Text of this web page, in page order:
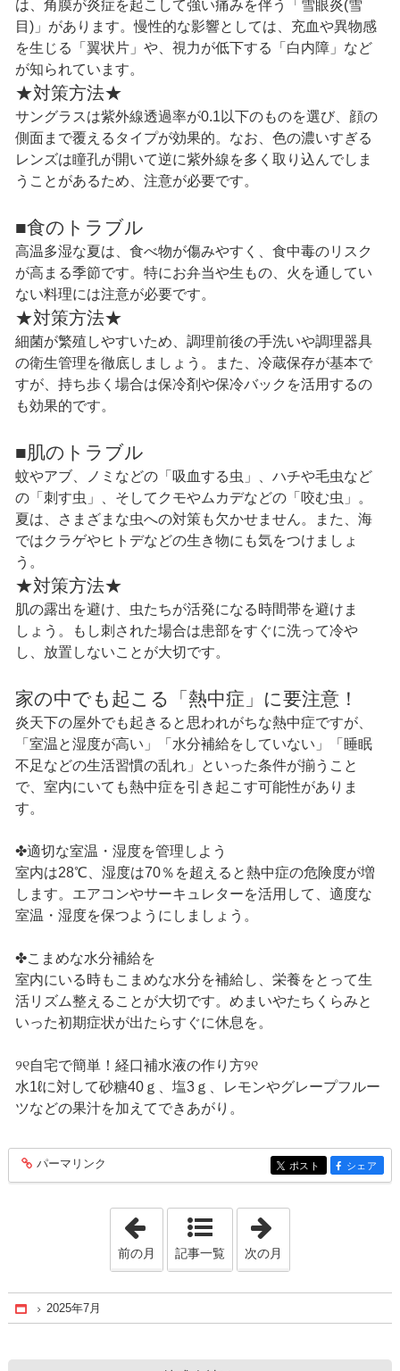
は、角膜が炎症を起こして強い痛みを伴う「雪眼炎(雪
目)」があります。慢性的な影響としては、充血や異物感
を生じる「翼状片」や、視力が低下する「白内障」など
が知られています。
★対策方法★
サングラスは紫外線透過率が0.1以下のものを選び、顔の
側面まで覆えるタイプが効果的。なお、色の濃いすぎる
レンズは瞳孔が開いて逆に紫外線を多く取り込んでしま
うことがあるため、注意が必要です。
■食のトラブル
高温多湿な夏は、食べ物が傷みやすく、食中毒のリスク
が高まる季節です。特にお弁当や生もの、火を通してい
ない料理には注意が必要です。
★対策方法★
細菌が繁殖しやすいため、調理前後の手洗いや調理器具
の衛生管理を徹底しましょう。また、冷蔵保存が基本で
すが、持ち歩く場合は保冷剤や保冷バックを活用するの
も効果的です。
■肌のトラブル
蚊やアブ、ノミなどの「吸血する虫」、ハチや毛虫など
の「刺す虫」、そしてクモやムカデなどの「咬む虫」。
夏は、さまざまな虫への対策も欠かせません。また、海
ではクラゲやヒトデなどの生き物にも気をつけましょ
う。
★対策方法★
肌の露出を避け、虫たちが活発になる時間帯を避けま
しょう。もし刺された場合は患部をすぐに洗って冷や
し、放置しないことが大切です。
家の中でも起こる「熱中症」に要注意！
炎天下の屋外でも起きると思われがちな熱中症ですが、
「室温と湿度が高い」「水分補給をしていない」「睡眠
不足などの生活習慣の乱れ」といった条件が揃うこと
で、室内にいても熱中症を引き起こす可能性がありま
す。
✤適切な室温・湿度を管理しよう
室内は28℃、湿度は70％を超えると熱中症の危険度が増
します。エアコンやサーキュレターを活用して、適度な
室温・湿度を保つようにしましょう。
✤こまめな水分補給を
室内にいる時もこまめな水分を補給し、栄養をとって生
活リズム整えることが大切です。めまいやたちくらみと
いった初期症状が出たらすぐに休息を。
୨୧自宅で簡単！経口補水液の作り方୨୧
水1ℓに対して砂糖40ｇ、塩3ｇ、レモンやグレープフルー
ツなどの果汁を加えてできあがり。
entry369
パーマリンク entry369
ポスト entry369
シェア
「2025年6月」
前の月 記事一覧 次の月
Home
2025年7月